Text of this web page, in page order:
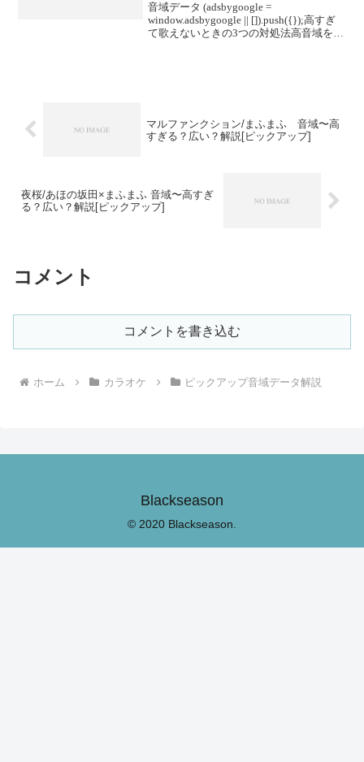
音域データ (adsbygoogle =
window.adsbygoogle || []).push({});高すぎ
て歌えないときの3つの対処法高音域を広
マルファンクション/まふまふ 音域〜高
すぎる？広い？解説[ピックアップ]
夜桜/あほの坂田×まふまふ 音域〜高すぎ
る？広い？解説[ピックアップ]
コメント
コメントを書き込む
ホーム カラオケ ピックアップ音域データ解説
Blackseason
© 2020 Blackseason.